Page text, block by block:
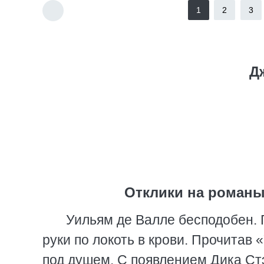
1 2 3
Отклики на
Уильям де Валле бесподобен.
руки по локоть в крови.
под душем. С появлением Дика